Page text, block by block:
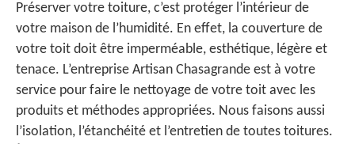
Préserver votre toiture, c’est protéger l’intérieur de
votre maison de l’humidité. En effet, la couverture de
votre toit doit être imperméable, esthétique, légère et
tenace. L’entreprise Artisan Chasagrande est à votre
service pour faire le nettoyage de votre toit avec les
produits et méthodes appropriées. Nous faisons aussi
l’isolation, l’étanchéité et l’entretien de toutes toitures.